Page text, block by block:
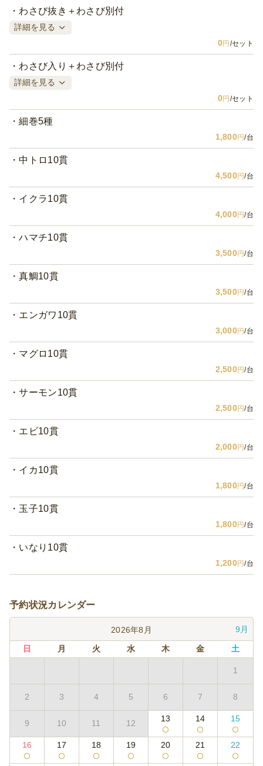
わさび抜き＋わさび別付
詳細を見る
0円 /セット
わさび入り＋わさび別付
詳細を見る
0円 /セット
細巻5種
1,800円/台
中トロ10貫
4,500円/台
イクラ10貫
4,000円/台
ハマチ10貫
3,500円/台
真鯛10貫
3,500円/台
エンガワ10貫
3,000円/台
マグロ10貫
2,500円/台
サーモン10貫
2,500円/台
エビ10貫
2,000円/台
イカ10貫
1,800円/台
玉子10貫
1,800円/台
いなり10貫
1,200円/台
予約状況カレンダー
2026年8月 9月
日 月 火 水 木 金 土
1
2 3 4 5 6 7 8
9 10 11 12 13 14 15
16 17 18 19 20 21 22